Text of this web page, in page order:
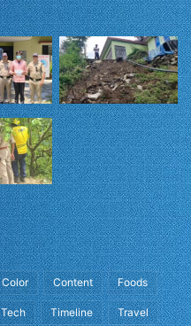
Color Content Foods
Tech Timeline Travel